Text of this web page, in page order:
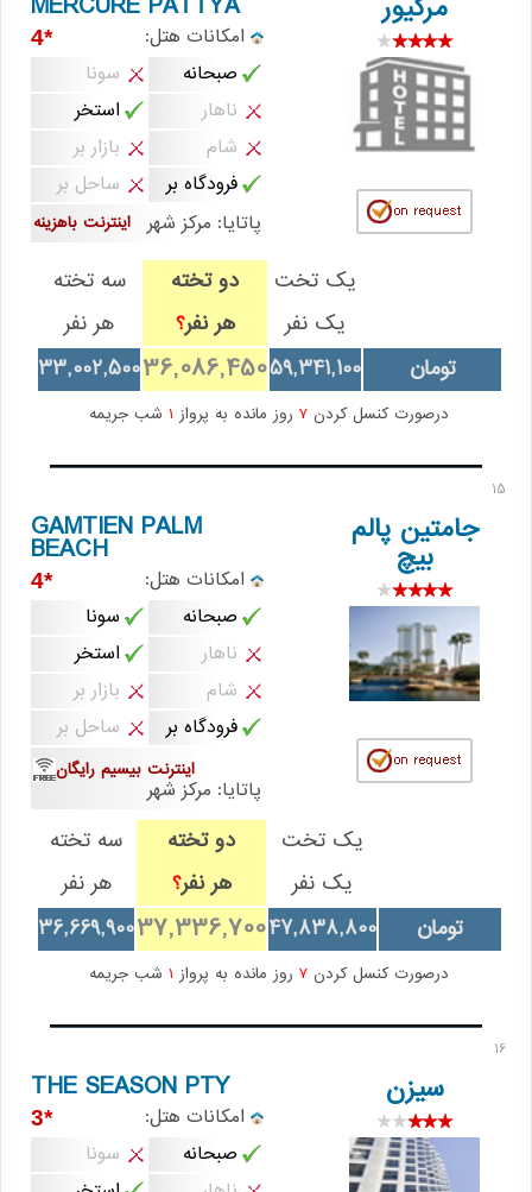
مرکیور
امکانات هتل: *4
صبحانه
سونا
ناهار
استخر
شام
بازار بر
فرودگاه بر
ساحل بر
اینترنت باهزینه پاتایا: مرکز شهر
یک تخت
یک نفر
دو تخته
هر نفر؟
سه تخته
هر نفر
تومان
59,341,100
36,086,450
33,002,500
درصورت کنسل کردن 7 روز مانده به پرواز شب جریمه
15
جامتین پالم
بیچ
GAMTIEN PALM
BEACH
امکانات هتل: *4
صبحانه
سونا
ناهار
استخر
شام
بازار بر
فرودگاه بر
ساحل بر
اینترنت بیسیم رایگان
پاتایا: مرکز شهر
یک تخت
یک نفر
دو تخته
هر نفر؟
سه تخته
هر نفر
تومان
47,838,800
37,336,700
36,669,900
درصورت کنسل کردن 7 روز مانده به پرواز شب جریمه
16
سیزن THE SEASON PTY
امکانات هتل: *3
صبحانه
سونا